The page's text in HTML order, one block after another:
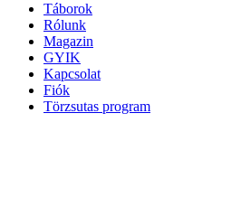
Táborok
Rólunk
Magazin
GYIK
Kapcsolat
Fiók
Törzsutas program